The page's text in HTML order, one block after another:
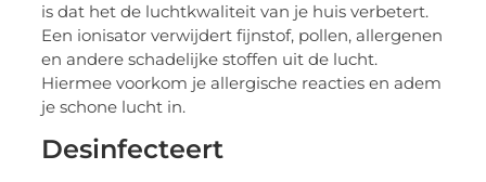
is dat het de luchtkwaliteit van je huis verbetert.
Een ionisator verwijdert fijnstof, pollen, allergenen
en andere schadelijke stoffen uit de lucht.
Hiermee voorkom je allergische reacties en adem
je schone lucht in.
Desinfecteert